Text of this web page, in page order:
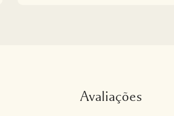
Avaliações